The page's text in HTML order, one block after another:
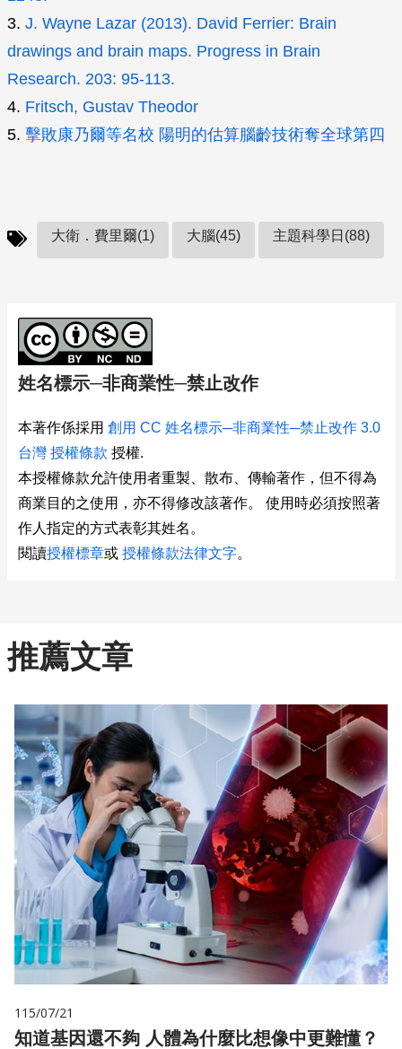
3. J. Wayne Lazar (2013). David Ferrier: Brain
drawings and brain maps. Progress in Brain
Research. 203: 95-113.
4. Fritsch, Gustav Theodor
5. 擊敗康乃爾等名校 陽明的估算腦齡技術奪全球第四
大衛．費里爾(1) 大腦(45) 主題科學日(88)
姓名標示─非商業性─禁止改作
本著作係採用 創用 CC 姓名標示─非商業性─禁止改作 3.0
台灣 授權條款 授權.
本授權條款允許使用者重製、散布、傳輸著作，但不得為
商業目的之使用，亦不得修改該著作。 使用時必須按照著
作人指定的方式表彰其姓名。
閱讀授權標章或 授權條款法律文字。
推薦文章
115/07/21
知道基因還不夠 人體為什麼比想像中更難懂？